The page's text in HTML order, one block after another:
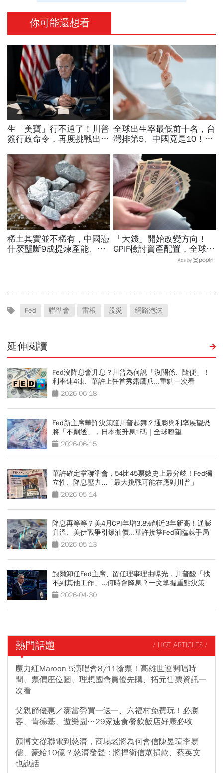
你可能還想看
生「美寶」行不通了！川普
簽行政命令，再度挑戰出生
允許花錢買進美國的資格
全球出生率最低前十名，台
灣排第5、中國竟是10！亞
經濟壓力成天然避孕藥？
稀土其實並不稀有，中國憑
什麼壟斷9成提煉產能、掐
「大錢」開始改變方向！
GPIF檢討資產配置，全球資
金流向恐迎重大變局
Ads by
Fed 聯準會 雷根 股災 網路泡沫
延伸閱讀
Fed沒降息會升息？川普為何說「沒關係、隨便」！
利率連4凍、華許上任首秀露鷹爪...重點一次看
2026-06-18
Fed新主席華許決策隨川普起舞？通膨與利率展望恐
將「不劇透」，日本擬升息1碼｜全球瞭望
2026-06-15
華許確定掌聯準會，54比45票數史上最分歧！Fed獨
立性、降息壓力...「最大挑戰可能在應對川普」
2026-05-14
降息再等等？美4月CPI年增3.8%創近3年新高！通膨
升溫、美伊戰爭引爆油價...華許接掌Fed面臨棘手局
面 2026-05-13
鮑爾卸任Fed主席、留任理事理由曝光，川普酸「找
不到其他工作」...何時會降息？一文掌握重點決策
2026-04-30
熱門話題 / HOT ARTICLES /
魔力紅Maroon 5演唱會8/11搶票！高雄世運開唱時
間、票價座位圖、理想國會員優先購、拓元售票資訊一
次看
父親節優惠／麥當勞買一送一、六福村免費玩！必勝
客、肯德基、遊樂園…29家速食餐飲飯店好康必收
顏博文從聯電到慈濟，商場老將為何會信陳昱瑄李易
儒、豪給10億？慈濟發聲：將捍衛信眾捐款、蔡英文
也說話